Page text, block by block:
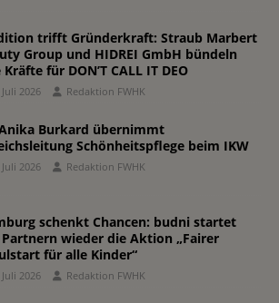
trifft Gründerkraft: Straub Marbert
Group und HIDREI GmbH bündeln
für DON’T CALL IT DEO
Juli 2026 Redaktion FWHK
Burkard übernimmt
Schönheitspflege beim IKW
Juli 2026 Redaktion FWHK
schenkt Chancen: budni startet
wieder die Aktion „Fairer
für alle Kinder“
Juli 2026 Redaktion FWHK